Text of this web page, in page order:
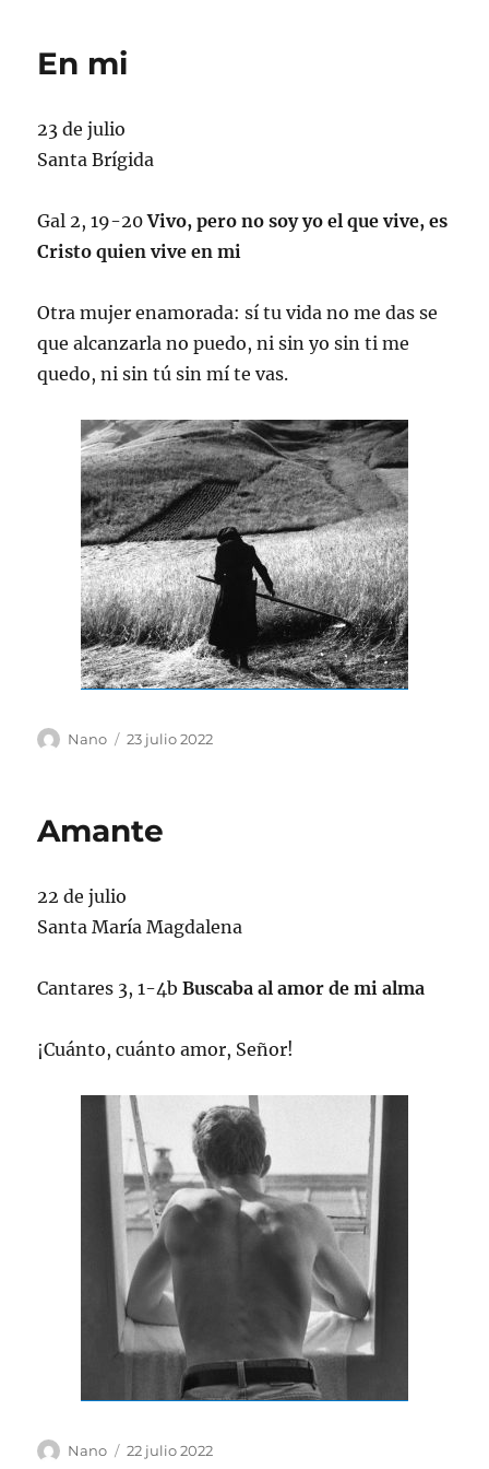
En mi
23 de julio
Santa Brígida
Gal 2, 19-20Vivo, pero no soy yo el que vive, es
Cristo quien vive en mi
Otra mujer enamorada: sí tu vida no me das se
que alcanzarla no puedo, ni sin yo sin ti me
quedo, ni sin tú sin mí te vas.
Autor
Nano
Publicado
23 julio 2022
Amante
22 de julio
Santa María Magdalena
Cantares 3, 1-4bBuscaba al amor de mi alma
¡Cuánto, cuánto amor, Señor!
Autor
Nano
Publicado
22 julio 2022